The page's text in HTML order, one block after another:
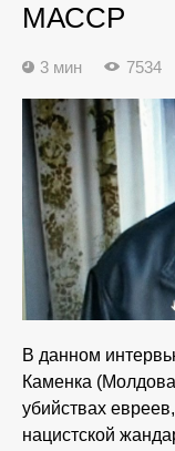
МАССР
3 мин 7534
В данном
Каменка
убийствах
нацистской